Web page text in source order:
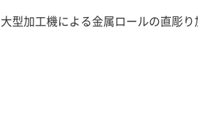
大型加工機による金属ロールの直彫り